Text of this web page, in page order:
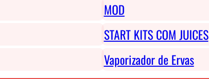
MOD
START KITS COM JUICES
Vaporizador de Ervas